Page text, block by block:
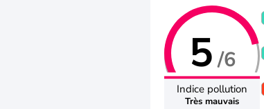
5/6
Indice pollution
Très mauvais